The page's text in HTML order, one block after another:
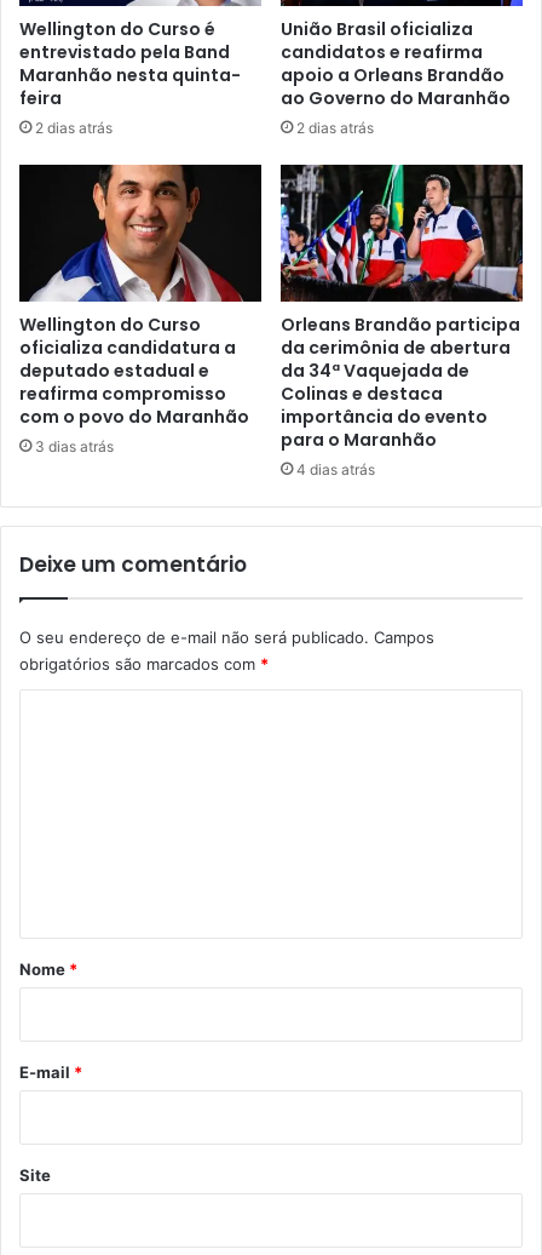
0
M
i
l
e
s
D
O
P
G
A
P
O
E
I
R
D
C
A
I
V
D
N
P
Wellington do Curso é
entrevistado pela Band
Maranhão nesta quinta-
feira
2 dias atrás
União Brasil oficializa
candidatos e reafirma
apoio a Orleans Brandão
ao Governo do Maranhão
2 dias atrás
Wellington do Curso
oficializa candidatura a
deputado estadual e
reafirma compromisso
com o povo do Maranhão
3 dias atrás
Orleans Brandão participa
da cerimônia de abertura
da 34ª Vaquejada de
Colinas e destaca
importância do evento
para o Maranhão
4 dias atrás
Deixe um comentário
O seu endereço de e-mail não será publicado. Campos
obrigatórios são marcados com *
r
*
Nome *
E-mail *
Site